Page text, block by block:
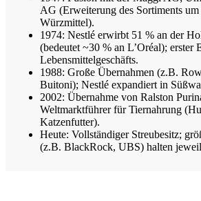
AG (Erweiterung des Sortiments um
Würzmittel).
1974: Nestlé erwirbt 51 % an der
(bedeutet ~30 % an L’Oréal); erster
Lebensmittelgeschäfts.
1988: Große Übernahmen (z.B.
Buitoni); Nestlé expandiert in
2002: Übernahme von Ralston
Weltmarktführer für Tiernahrung
Katzenfutter).
Heute: Vollständiger Streubesitz;
(z.B. BlackRock, UBS) halten